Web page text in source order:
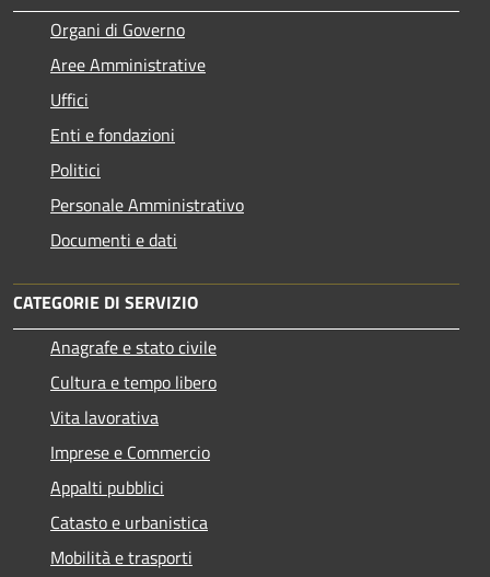
Organi di Governo
Aree Amministrative
Uffici
Enti e fondazioni
Politici
Personale Amministrativo
Documenti e dati
CATEGORIE DI SERVIZIO
Anagrafe e stato civile
Cultura e tempo libero
Vita lavorativa
Imprese e Commercio
Appalti pubblici
Catasto e urbanistica
Mobilità e trasporti